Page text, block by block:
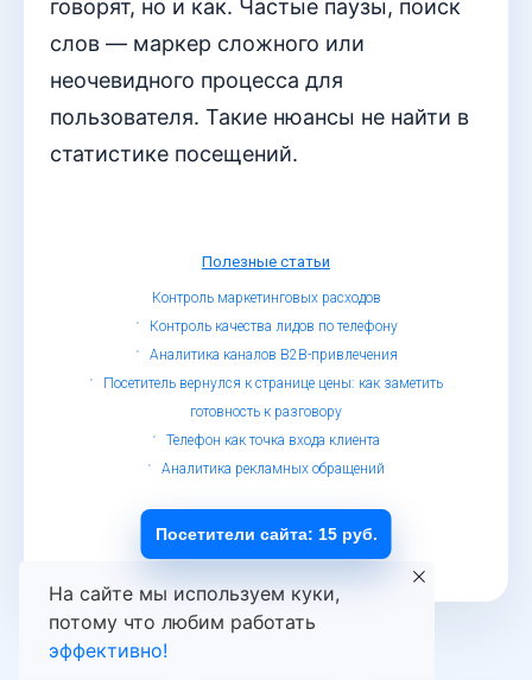
говорят, но и как. Частые паузы, поиск
слов — маркер сложного или
неочевидного процесса для
пользователя. Такие нюансы не найти в
статистике посещений.
Полезные статьи
Контроль маркетинговых расходов
Контроль качества лидов по телефону
Аналитика каналов B2B-привлечения
Посетитель вернулся к странице цены: как заметить
готовность к разговору
Телефон как точка входа клиента
Аналитика рекламных обращений
© Определитель номеров, 2019 - 2026
Обработка персональных данных
На сайте мы используем куки,
потому что любим работать
эффективно!
Посетители сайта: 15 руб.